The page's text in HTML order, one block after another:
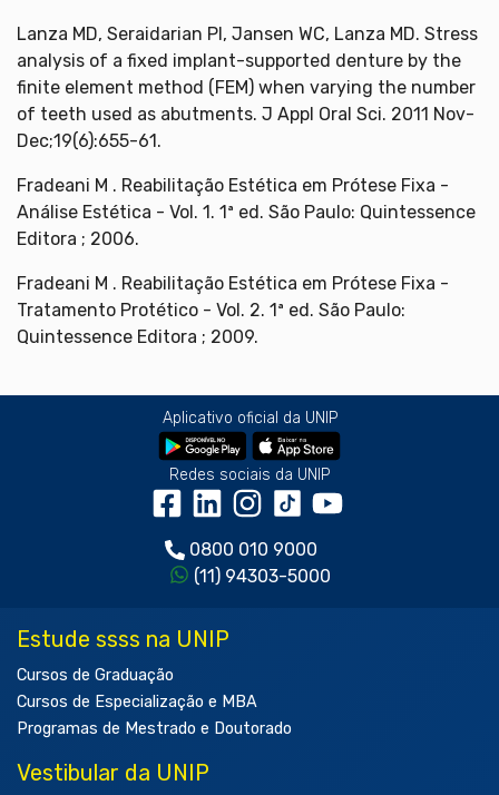
Lanza MD, Seraidarian PI, Jansen WC, Lanza MD. Stress
analysis of a fixed implant-supported denture by the
finite element method (FEM) when varying the number
of teeth used as abutments. J Appl Oral Sci. 2011 Nov-
Dec;19(6):655-61.
Fradeani M . Reabilitação Estética em Prótese Fixa -
Análise Estética - Vol. 1. 1ª ed. São Paulo: Quintessence
Editora ; 2006.
Fradeani M . Reabilitação Estética em Prótese Fixa -
Tratamento Protético - Vol. 2. 1ª ed. São Paulo:
Quintessence Editora ; 2009.
Aplicativo oficial da UNIP
Redes sociais da UNIP
0800 010 9000
(11) 94303-5000
Estude ssss na UNIP
Cursos de Graduação
Cursos de Especialização e MBA
Programas de Mestrado e Doutorado
Vestibular da UNIP